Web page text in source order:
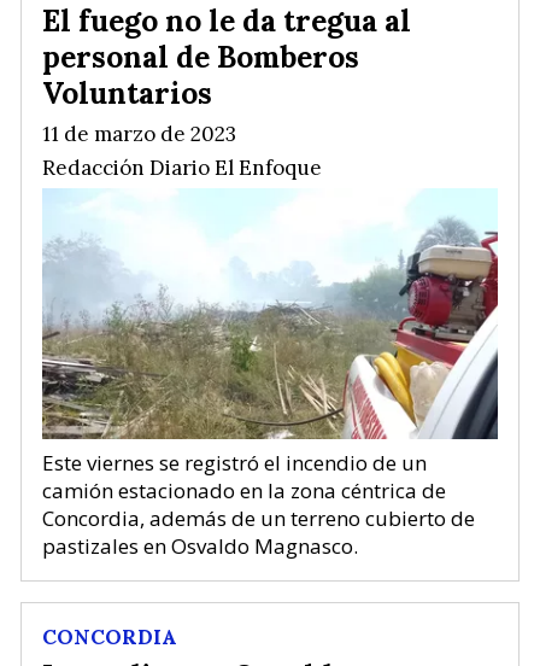
El fuego no le da tregua al
personal de Bomberos
Voluntarios
Redacción Diario El Enfoque
11 de marzo de 2023
Este viernes se registró el incendio de un
camión estacionado en la zona céntrica de
Concordia, además de un terreno cubierto de
pastizales en Osvaldo Magnasco.
CONCORDIA